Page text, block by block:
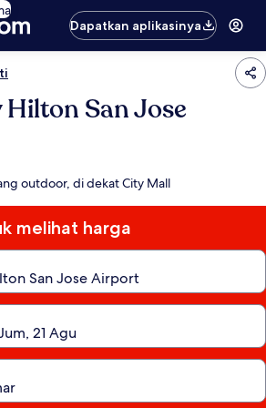
Dapatkan aplikasinya
San Jose
outdoor, di dekat City Mall
melihat harga